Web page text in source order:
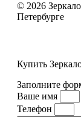
© 2026
Петербурге
Купить
Заполните
Ваше имя
Телефон